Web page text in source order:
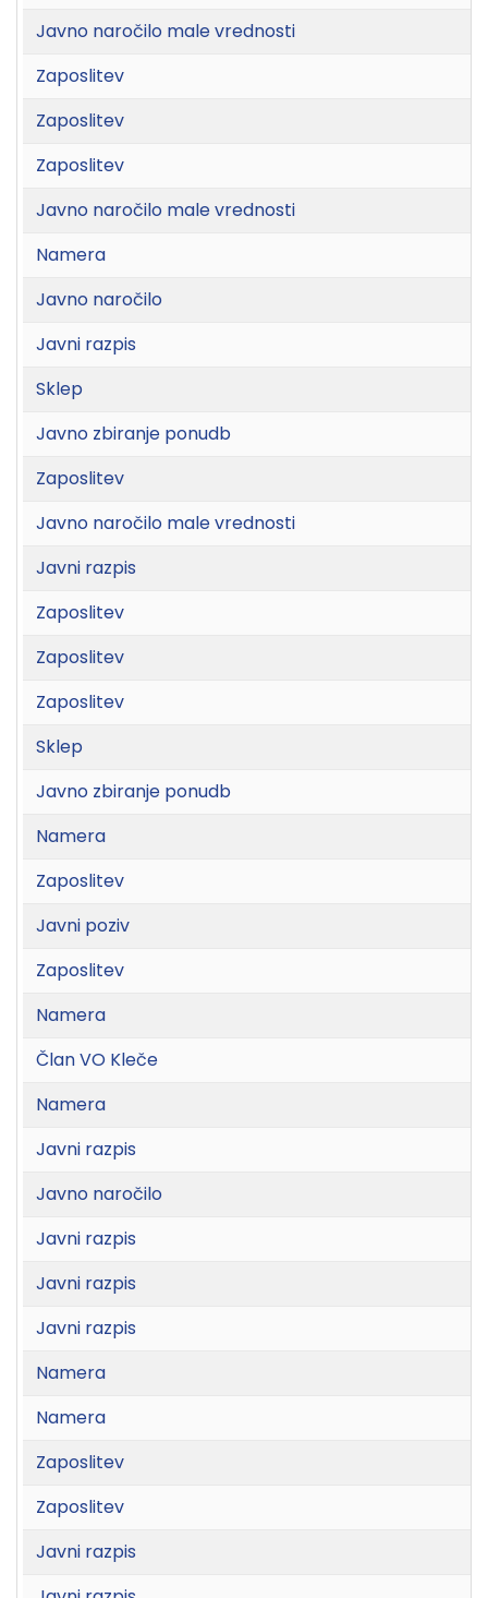
Javno naročilo male vrednosti
Zaposlitev
Zaposlitev
Zaposlitev
Javno naročilo male vrednosti
Namera
Javno naročilo
Javni razpis
Sklep
Javno zbiranje ponudb
Zaposlitev
Javno naročilo male vrednosti
Javni razpis
Zaposlitev
Zaposlitev
Zaposlitev
Sklep
Javno zbiranje ponudb
Namera
Zaposlitev
Javni poziv
Zaposlitev
Namera
Član VO Kleče
Namera
Javni razpis
Javno naročilo
Javni razpis
Javni razpis
Javni razpis
Namera
Namera
Zaposlitev
Zaposlitev
Javni razpis